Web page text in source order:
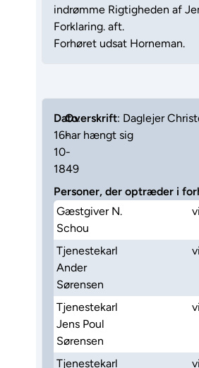
indrømme Rigtigheden af
Forklaring. aft.
Forhøret udsat Horneman.
Dato:
16-
10-
1849
Overskrift: Daglejer
har hængt sig
Personer, der optræder i
Gæstgiver N.
Schou
Tjenestekarl
Ander
Sørensen
Tjenestekarl
Jens Poul
Sørensen
Tjenestekarl